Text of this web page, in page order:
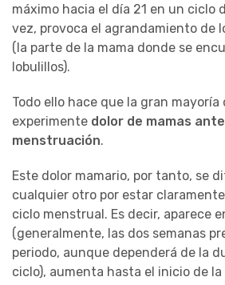
máximo hacia el día 21 en un ciclo
vez, provoca el agrandamiento de
(la parte de la mama donde se
lobulillos).
Todo ello hace que la gran mayoría
experimente dolor de mamas
menstruación.
Este dolor mamario, por tanto, se
cualquier otro por estar
ciclo menstrual. Es decir, aparece
(generalmente, las dos semanas
periodo, aunque dependerá de la
ciclo), aumenta hasta el inicio de